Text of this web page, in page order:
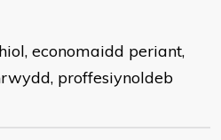
economaidd periant,
proffesiynoldeb